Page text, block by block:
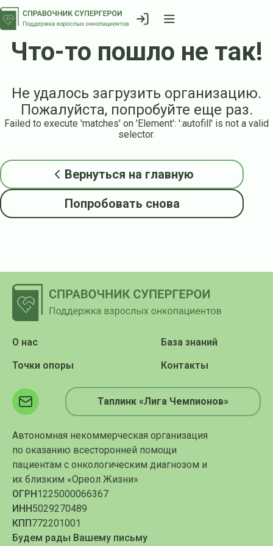
Что-то пошло не так!
Не удалось загрузить организацию.
Пожалуйста, попробуйте еще раз.
Failed to execute 'matches' on 'Element': ':autofill' is not a valid
selector.
Вернуться на главную
Попробовать снова
Автономная некоммерческая организация
по оказанию всесторонней помощи
пациентам с онкологическим диагнозом и
их близким «Ореол Жизни»
ОГРН1225000066367
ИНН5029270489
КПП772201001
Будем рады Вашему письму
О нас
База знаний
Точки опоры
Контакты
Таплинк «Лига Чемпионов»